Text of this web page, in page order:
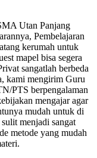
Utan Panjang
Pembelajaran
kerumah untuk
mapel bisa segera
sangatlah berbeda
kami mengirim Guru
PTS berpengalaman
mengajar agar
mudah untuk di
menjadi sangat
metode yang mudah